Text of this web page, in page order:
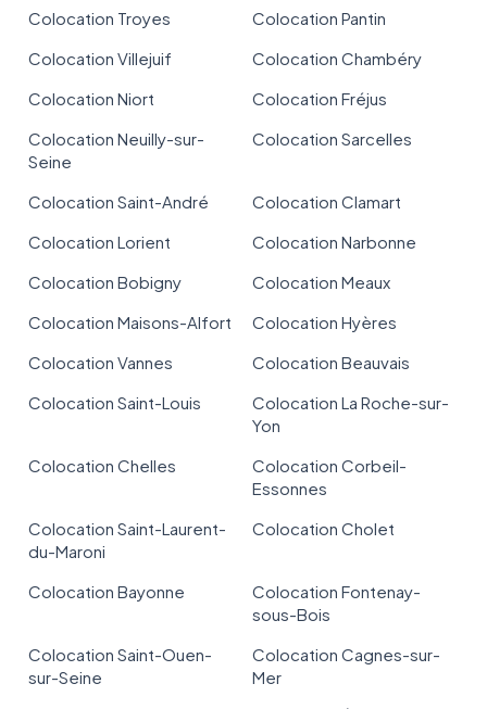
Colocation Troyes
Colocation Pantin
Colocation Villejuif
Colocation Chambéry
Colocation Niort
Colocation Fréjus
Colocation Neuilly-sur-
Seine
Colocation Sarcelles
Colocation Saint-André
Colocation Clamart
Colocation Lorient
Colocation Narbonne
Colocation Bobigny
Colocation Meaux
Colocation Maisons-Alfort
Colocation Hyères
Colocation Vannes
Colocation Beauvais
Colocation Saint-Louis
Colocation La Roche-sur-
Yon
Colocation Chelles
Colocation Corbeil-
Essonnes
Colocation Saint-Laurent-
du-Maroni
Colocation Cholet
Colocation Bayonne
Colocation Fontenay-
sous-Bois
Colocation Saint-Ouen-
sur-Seine
Colocation Cagnes-sur-
Mer